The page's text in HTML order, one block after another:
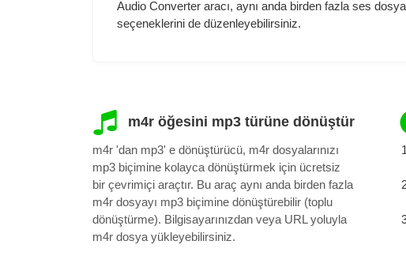
Audio Converter aracı, aynı anda birden fazla ses
seçeneklerini de düzenleyebilirsiniz.
m4r öğesini mp3 türüne dönüştür
m4r 'dan mp3' e dönüştürücü, m4r dosyalarınızı
mp3 biçimine kolayca dönüştürmek için ücretsiz
bir çevrimiçi araçtır. Bu araç aynı anda birden fazla
m4r dosyayı mp3 biçimine dönüştürebilir (toplu
dönüştürme). Bilgisayarınızdan veya URL yoluyla
m4r dosya yükleyebilirsiniz.